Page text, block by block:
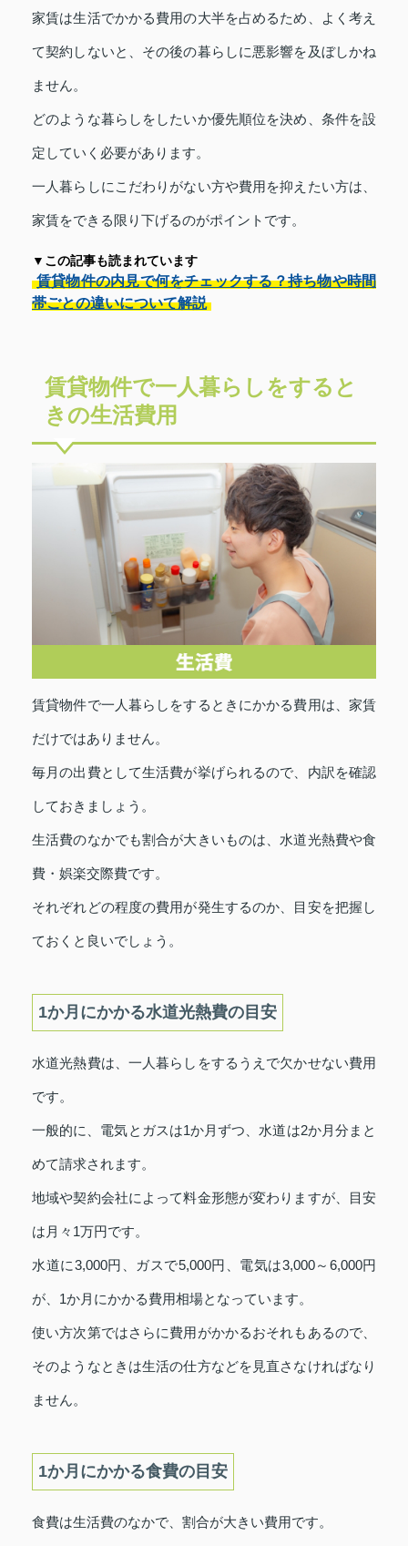
家賃は生活でかかる費用の大半を占めるため、よく考え
て契約しないと、その後の暮らしに悪影響を及ぼしかね
ません。
どのような暮らしをしたいか優先順位を決め、条件を設
定していく必要があります。
一人暮らしにこだわりがない方や費用を抑えたい方は、
家賃をできる限り下げるのがポイントです。
▼この記事も読まれています
賃貸物件の内見で何をチェックする？持ち物や時間
帯ごとの違いについて解説
賃貸物件で一人暮らしをすると
きの生活費用
賃貸物件で一人暮らしをするときにかかる費用は、家賃
だけではありません。
毎月の出費として生活費が挙げられるので、内訳を確認
しておきましょう。
生活費のなかでも割合が大きいものは、水道光熱費や食
費・娯楽交際費です。
それぞれどの程度の費用が発生するのか、目安を把握し
ておくと良いでしょう。
1か月にかかる水道光熱費の目安
水道光熱費は、一人暮らしをするうえで欠かせない費用
です。
一般的に、電気とガスは1か月ずつ、水道は2か月分まと
めて請求されます。
地域や契約会社によって料金形態が変わりますが、目安
は月々1万円です。
水道に3,000円、ガスで5,000円、電気は3,000～6,000円
が、1か月にかかる費用相場となっています。
使い方次第ではさらに費用がかかるおそれもあるので、
そのようなときは生活の仕方などを見直さなければなり
ません。
1か月にかかる食費の目安
食費は生活費のなかで、割合が大きい費用です。